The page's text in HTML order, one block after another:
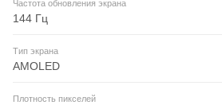
Частота обновления экрана
144 Гц
Тип экрана
AMOLED
Плотность пикселей